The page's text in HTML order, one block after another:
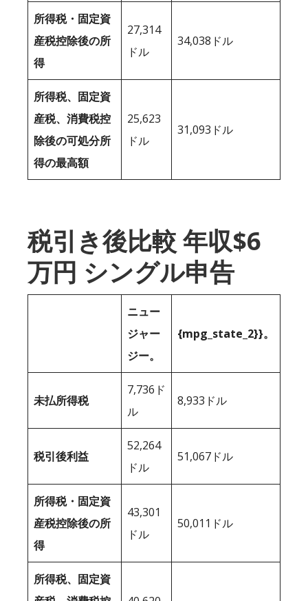
所得税・固定資
産税控除後の所
得
27,314
ドル
34,038ドル
所得税、固定資
産税、消費税控
除後の可処分所
得の最高額
25,623
ドル
31,093ドル
税引き後比較 年収$6
万円 シングル申告
ニュー
ジャー
ジー。
{mpg_state_2}}。
未払所得税
7,736ド
ル
8,933ドル
税引後利益
52,264
ドル
51,067ドル
所得税・固定資
産税控除後の所
得
43,301
ドル
50,011ドル
所得税、固定資